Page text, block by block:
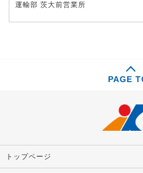
運輸部 茨大前営業所
PAGE
トップページ